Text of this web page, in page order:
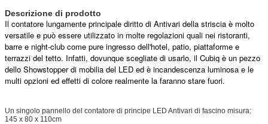
Descrizione di prodotto
Il contatore lungamente principale diritto di Antivari della striscia è molto
versatile e può essere utilizzato in molte regolazioni quali nei ristoranti,
barre e night-club come pure ingresso dell'hotel, patio, piattaforme e
terrazzi del tetto. Infatti, dovunque scegliate di usarlo, il Cubiq è un pezzo
dello Showstopper di mobilia del LED ed è incandescenza luminosa e le
multi opzioni ed effetti di colore realmente la faranno stare fuori.
Un singolo pannello del contatore di principe LED Antivari di fascino misura:
145 x 80 x 110cm